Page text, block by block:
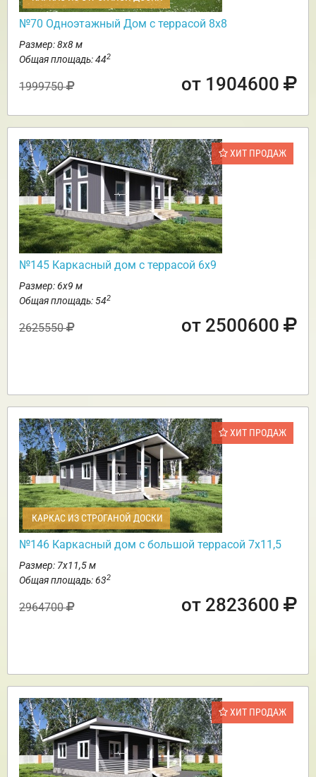
№70 Одноэтажный Дом с террасой 8х8
Размер: 8х8 м
Общая площадь: 442
1999750 от 1904600
ХИТ ПРОДАЖ
№145 Каркасный дом с террасой 6х9
Размер: 6х9 м
Общая площадь: 542
2625550 от 2500600
ХИТ ПРОДАЖ
КАРКАС ИЗ СТРОГАНОЙ ДОСКИ
№146 Каркасный дом с большой террасой 7х11,5
Размер: 7х11,5 м
Общая площадь: 632
2964700 от 2823600
ХИТ ПРОДАЖ